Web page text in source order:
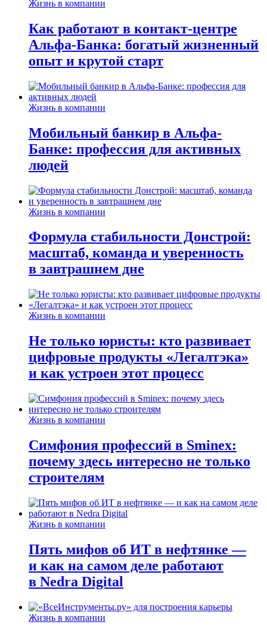
Жизнь в компании
Как работают в контакт-центре
Альфа-Банка: богатый жизненный
опыт и крутой старт
Жизнь в компании
Мобильный банкир в Альфа-
Банке: профессия для активных
людей
Жизнь в компании
Формула стабильности Донстрой:
масштаб, команда и уверенность
в завтрашнем дне
Жизнь в компании
Не только юристы: кто развивает
цифровые продукты «Легалтэка»
и как устроен этот процесс
Жизнь в компании
Симфония профессий в Sminex:
почему здесь интересно не только
строителям
Жизнь в компании
Пять мифов об ИТ в нефтянке —
и как на самом деле работают
в Nedra Digital
Жизнь в компании